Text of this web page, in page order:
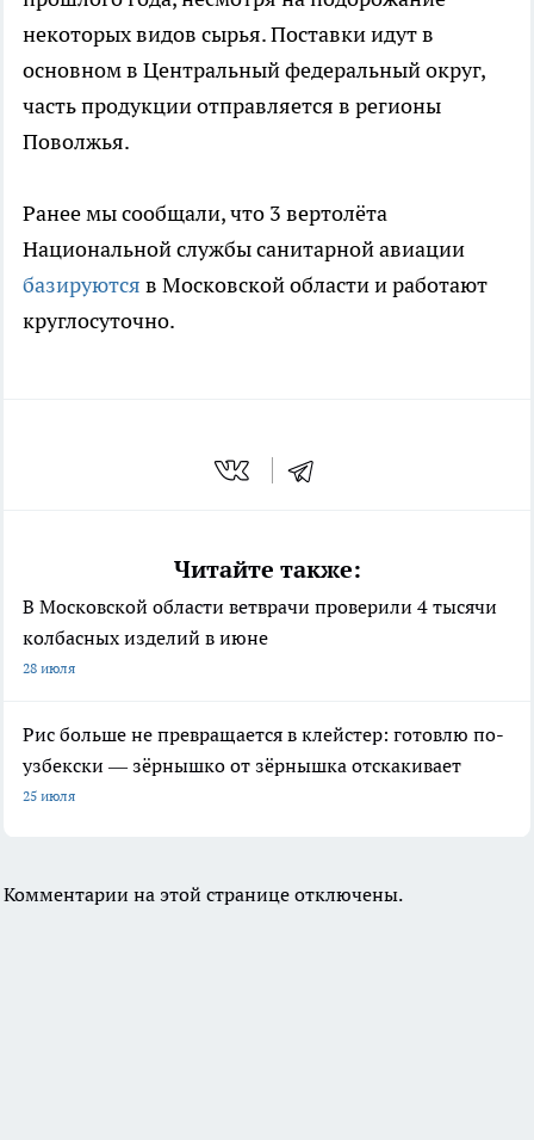
некоторых видов сырья. Поставки идут в
основном в Центральный федеральный округ,
часть продукции отправляется в регионы
Поволжья.
Ранее мы сообщали, что 3 вертолёта
Национальной службы санитарной авиации
базируются в Московской области и работают
круглосуточно.
Читайте также:
В Московской области ветврачи проверили 4 тысячи
колбасных изделий в июне
28 июля
Рис больше не превращается в клейстер: готовлю по-
узбекски — зёрнышко от зёрнышка отскакивает
25 июля
Комментарии на этой странице отключены.